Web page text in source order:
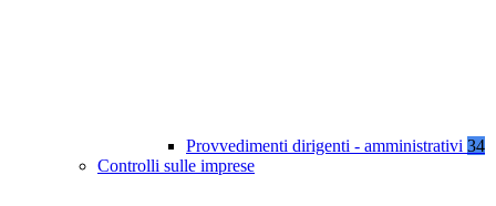
Provvedimenti dirigenti - amministrativi 34
Controlli sulle imprese